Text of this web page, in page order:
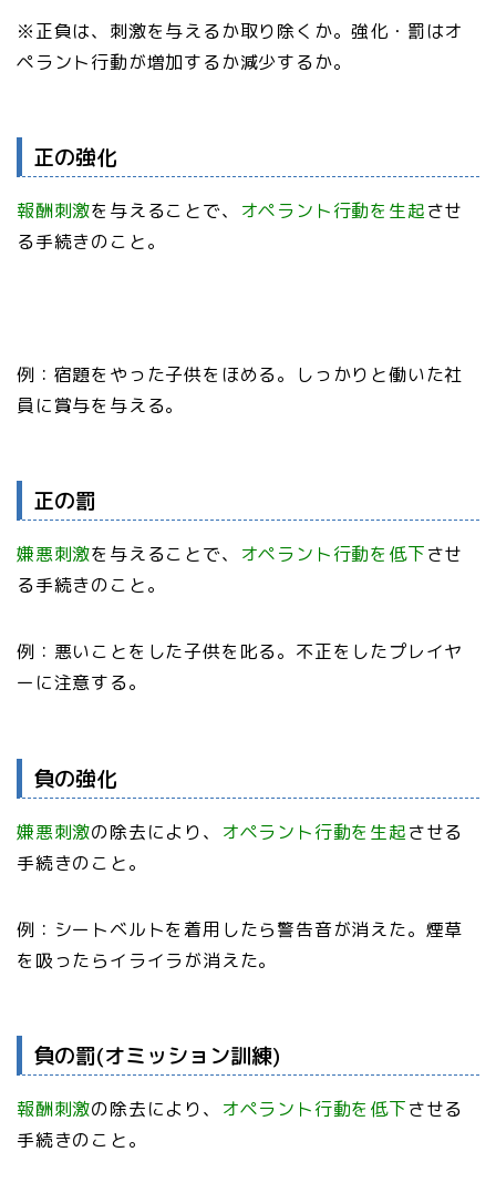
※正負は、刺激を与えるか取り除くか。強化・罰はオ
ペラント行動が増加するか減少するか。
正の強化
報酬刺激を与えることで、 オペラント行動を生起させ
る手続きのこと。
例：宿題をやった子供をほめる。しっかりと働いた社
員に賞与を与える。
正の罰
嫌悪刺激を与えることで、 オペラント行動を低下させ
る手続きのこと。
例：悪いことをした子供を叱る。不正をしたプレイヤ
ーに注意する。
負の強化
嫌悪刺激の除去により、 オペラント行動を生起させる
手続きのこと。
例：シートベルトを着用したら警告音が消えた。煙草
を吸ったらイライラが消えた。
負の罰(オミッション訓練)
報酬刺激の除去により、 オペラント行動を低下させる
手続きのこと。